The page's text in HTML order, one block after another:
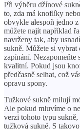
Při výběru džínové
to, zda má knoflíky
obvykle alespoň jedno
můžete najít například
navrženy tak, aby
sukně. Můžete si
zapínání. Nezapomeňte
kvalitní. Pokud jsou
předčasně selhat, což
opravu spony.
Tužkové sukně milují
Ale pokud mluvíme o
verzi tohoto typu
tužková sukně. S